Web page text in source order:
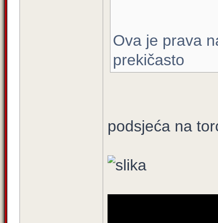
Ova je prava
prekičasto
podsjeća na